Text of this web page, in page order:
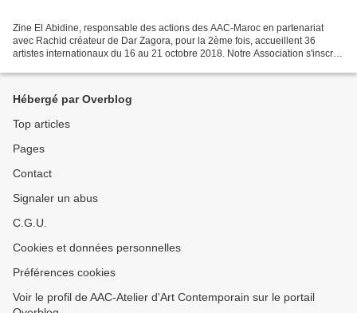
Zine El Abidine, responsable des actions des AAC-Maroc en partenariat
avec Rachid créateur de Dar Zagora, pour la 2ème fois, accueillent 36
artistes internationaux du 16 au 21 octobre 2018. Notre Association s'inscrit
Hébergé par Overblog
Top articles
Pages
Contact
Signaler un abus
C.G.U.
Cookies et données personnelles
Préférences cookies
Voir le profil de AAC-Atelier d'Art Contemporain sur le portail